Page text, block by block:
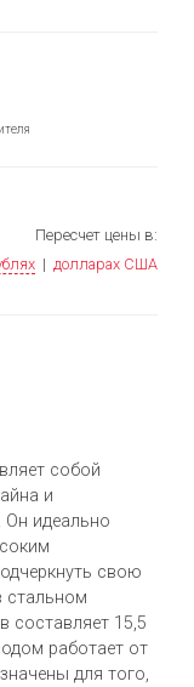
Пересчет цены в:
| долларах США
собой
и
Он идеально
свою
стальном
составляет 15,5
работает от
для того,